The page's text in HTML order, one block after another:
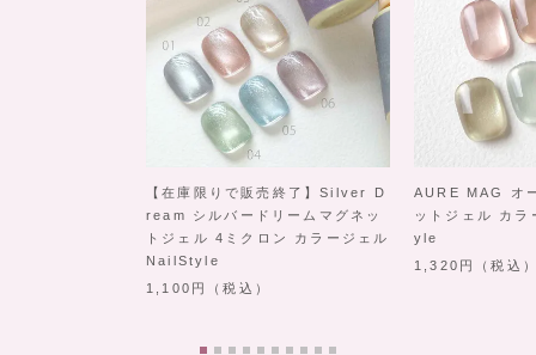
【在庫限りで販売終了】Silver D
ream シルバードリームマグネッ
トジェル 4ミクロン カラージェル
NailStyle
1,100
（税込）
AURE MAG オ
ットジェル カ
yle
1,320
（税込